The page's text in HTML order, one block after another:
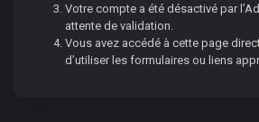
Votre compte a été désactivé par
attente de validation.
Vous avez accédé à cette page
d’utiliser les formulaires ou liens